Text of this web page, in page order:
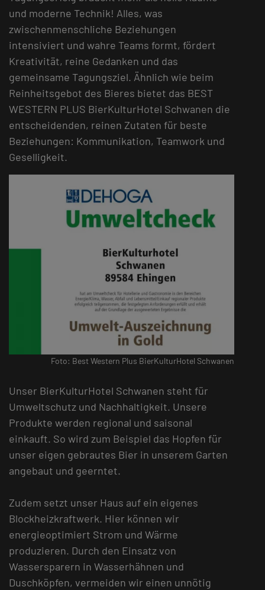
und moderne Technik! Alles, was
zwischenmenschliche Beziehungen
intensiviert und wahre Teams formt, fördert
Kreativität, reine Gedanken und das
gemeinsame Tagungsziel. Ähnlich wie beim
Reinheitsgebot des Bieres bietet das BEST
WESTERN PLUS BierKulturHotel Schwanen die
entscheidenden, reinen Zutaten für beste
Beziehungen: Kommunikation, Teamwork und
Geselligkeit.
Foto: Best Western Plus BierKulturHotel Schwanen
Unser BierKulturHotel Schwanen steht für
Umweltschutz und Nachhaltigkeit. Unsere
Produkte werden regional und saisonal
einkauft. So wird zum Beispiel das Hopfen für
unser eigen gebrautes Bier in unserem Garten
angebaut und geerntet.
Zudem setzt unser Haus auf ein eigenes
Blockheizkraftwerk. Hier können wir
energieoptimiert Strom und Wärme
produzieren. Durch den Einsatz von
Wassersparern in Wasserhähnen und
Duschköpfen, vermeiden wir einen unnötig